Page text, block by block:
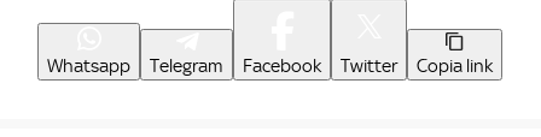
Whatsapp Telegram Facebook Twitter Copia link